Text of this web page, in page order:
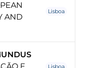
AND
Lisboa
Lisboa